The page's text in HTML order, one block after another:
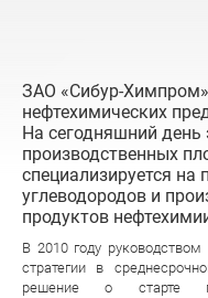
ЗАО «Сибур-
нефтехимических
На сегодняшний день
производственных
специализируется на
углеводородов и
продуктов
В 2010 году
стратегии в
решение о старте